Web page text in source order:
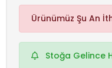
Ürünümüz Şu An
Stoğa Gelince